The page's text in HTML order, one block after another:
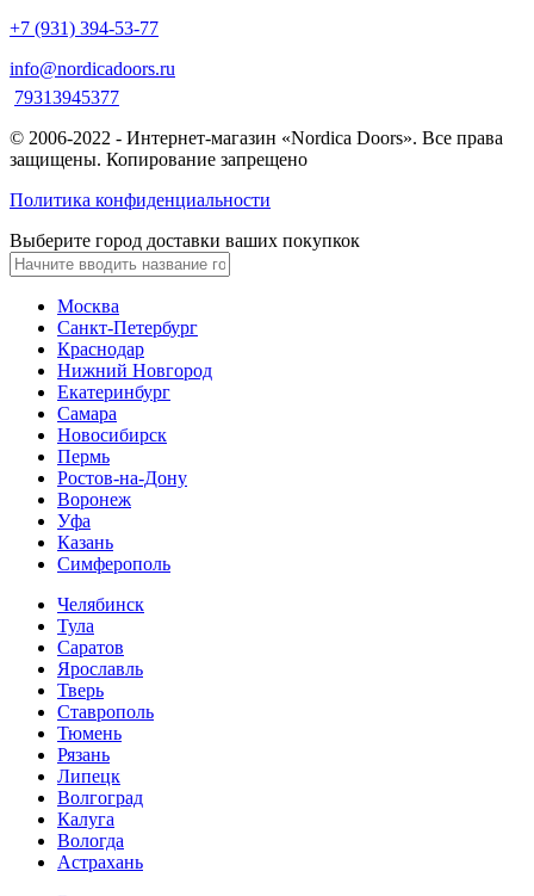
+7 (931) 394-53-77
info@nordicadoors.ru
79313945377
© 2006-2022 - Интернет-магазин «Nordica Doors». Все права
защищены. Копирование запрещено
Политика конфиденциальности
Выберите город доставки ваших покупкок
Москва
Санкт-Петербург
Краснодар
Нижний Новгород
Екатеринбург
Самара
Новосибирск
Пермь
Ростов-на-Дону
Воронеж
Уфа
Казань
Симферополь
Челябинск
Тула
Саратов
Ярославль
Тверь
Ставрополь
Тюмень
Рязань
Липецк
Волгоград
Калуга
Вологда
Астрахань